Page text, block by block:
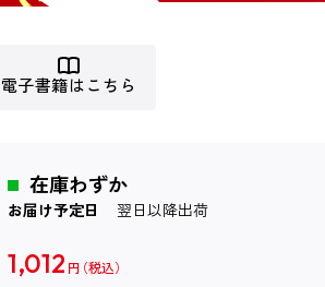
電子書籍はこちら
在庫わずか
お届け予定日 翌日以降出荷
1,012 円